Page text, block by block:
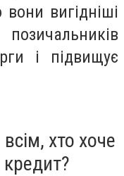
вони вигідніші
і підвищує
хто хоче